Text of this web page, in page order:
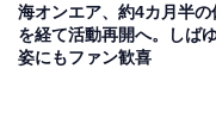
海オンエア、約4カ月半の
を経て活動再開へ。しば
姿にもファン歓喜